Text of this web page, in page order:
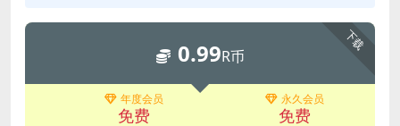
下载
0.99R币
年度会员
免费
永久会员
免费